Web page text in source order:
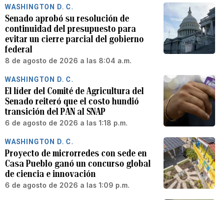
WASHINGTON D. C.
Senado aprobó su resolución de
continuidad del presupuesto para
evitar un cierre parcial del gobierno
federal
8 de agosto de 2026 a las 8:04 a.m.
WASHINGTON D. C.
El líder del Comité de Agricultura del
Senado reiteró que el costo hundió
transición del PAN al SNAP
6 de agosto de 2026 a las 1:18 p.m.
WASHINGTON D. C.
Proyecto de microrredes con sede en
Casa Pueblo ganó un concurso global
de ciencia e innovación
6 de agosto de 2026 a las 1:09 p.m.